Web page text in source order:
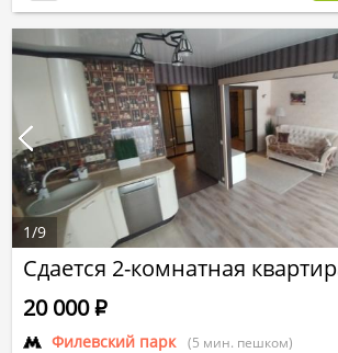
Сдается 2-комнатная
Филевский парк (5 мин. пешком)
20 000Р
1/9